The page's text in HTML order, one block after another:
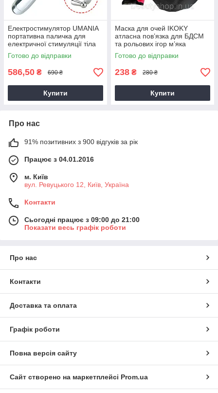
Електростимулятор UMANIA
портативна паличка для
електричної стимуляції тіла
та чутливих зон
Готово до відправки
586,50 ₴ 690 ₴
Купити
Маска для очей IKOKY
атласна пов’язка для БДСМ
та рольових ігор м’яка
двостороння червоно-чорна
Готово до відправки
238 ₴ 280 ₴
Купити
Про нас
91% позитивних з 900 відгуків за рік
Працює з 04.01.2016
м. Київ
вул. Ревуцького 12, Київ, Україна
Контакти
Сьогодні працює з 09:00 до 21:00
Показати весь графік роботи
Про нас
Контакти
Доставка та оплата
Графік роботи
Повна версія сайту
Сайт створено на маркетплейсі Prom.ua